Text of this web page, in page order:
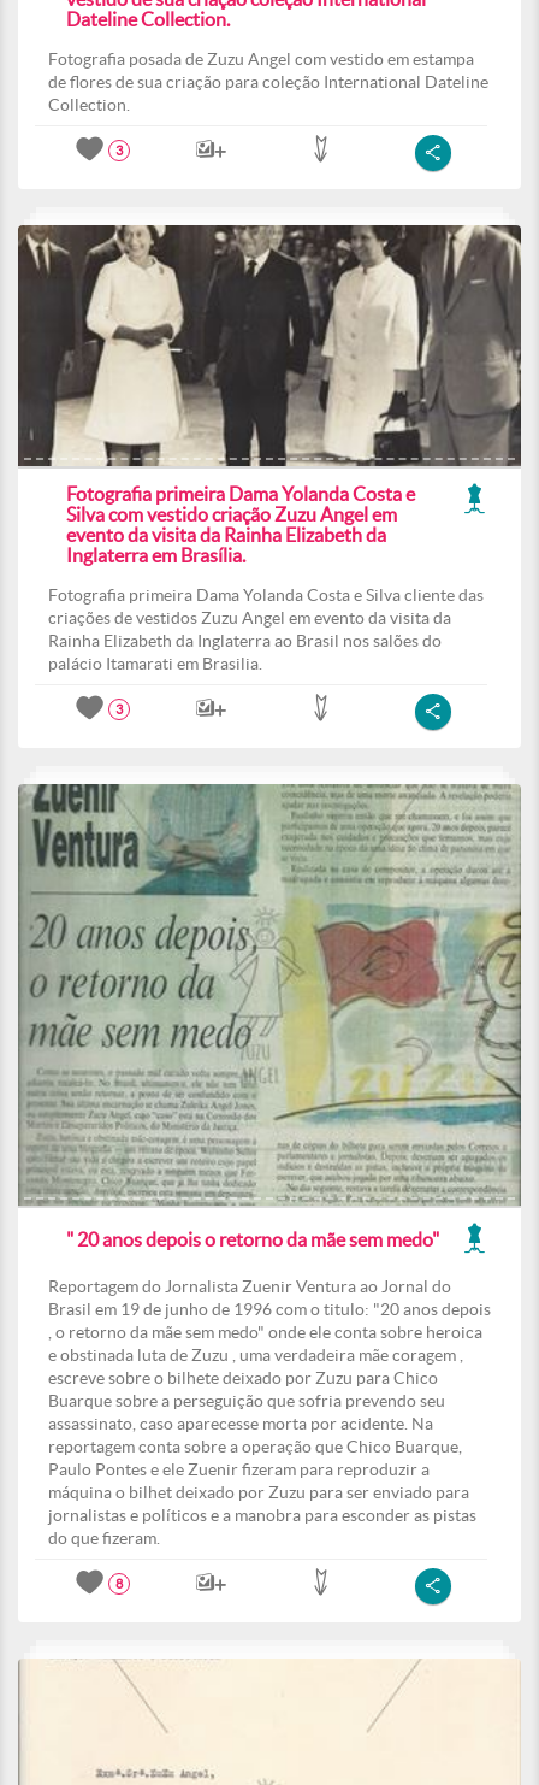
Dateline Collection.
Fotografia posada de Zuzu Angel com vestido em estampa
de flores de sua criação para coleção International Dateline
Collection.
3
Fotografia primeira Dama Yolanda Costa e
Silva com vestido criação Zuzu Angel em
evento da visita da Rainha Elizabeth da
Inglaterra em Brasília.
Fotografia primeira Dama Yolanda Costa e Silva cliente das
criações de vestidos Zuzu Angel em evento da visita da
Rainha Elizabeth da Inglaterra ao Brasil nos salões do
palácio Itamarati em Brasilia.
3
" 20 anos depois o retorno da mãe sem medo"
Reportagem do Jornalista Zuenir Ventura ao Jornal do
Brasil em 19 de junho de 1996 com o titulo: "20 anos depois
, o retorno da mãe sem medo" onde ele conta sobre heroica
e obstinada luta de Zuzu , uma verdadeira mãe coragem ,
escreve sobre o bilhete deixado por Zuzu para Chico
Buarque sobre a perseguição que sofria prevendo seu
assassinato, caso aparecesse morta por acidente. Na
reportagem conta sobre a operação que Chico Buarque,
Paulo Pontes e ele Zuenir fizeram para reproduzir a
máquina o bilhet deixado por Zuzu para ser enviado para
jornalistas e políticos e a manobra para esconder as pistas
do que fizeram.
8